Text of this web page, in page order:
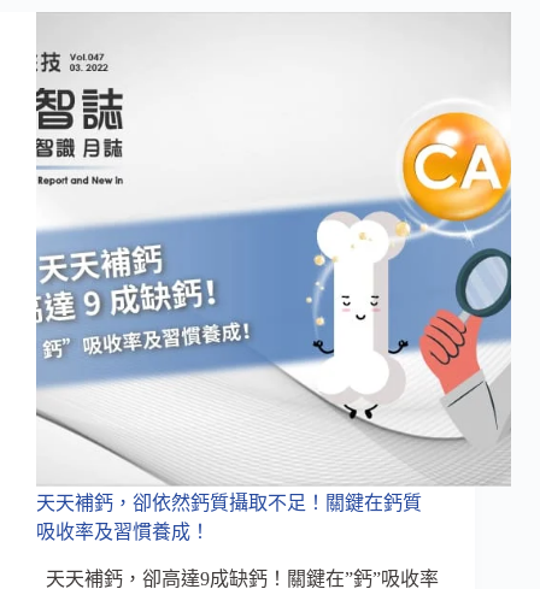
害
球
13
億
人
口
健
戒
菸
困
難，
燒
出
菸
害
食
品
商
機
天天補鈣，卻依然鈣質攝取不足！關鍵在鈣質
吸收率及習慣養成！
天天補鈣，卻高達9成缺鈣！關鍵在”鈣”吸收率